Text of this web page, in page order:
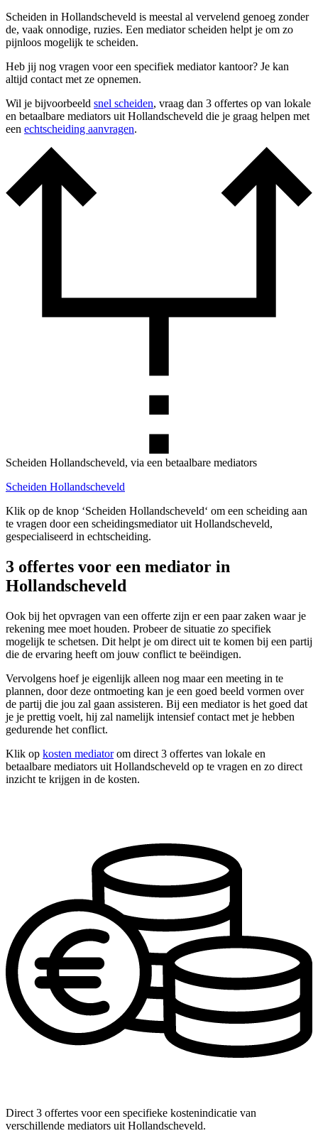
Scheiden in Hollandscheveld is meestal al vervelend genoeg zonder
de, vaak onnodige, ruzies. Een mediator scheiden helpt je om zo
pijnloos mogelijk te scheiden.
Heb jij nog vragen voor een specifiek mediator kantoor? Je kan
altijd contact met ze opnemen.
Wil je bijvoorbeeld snel scheiden, vraag dan 3 offertes op van lokale
en betaalbare mediators uit Hollandscheveld die je graag helpen met
een echtscheiding aanvragen.
Scheiden Hollandscheveld, via een betaalbare mediators
Scheiden Hollandscheveld
Klik op de knop ‘Scheiden Hollandscheveld‘ om een scheiding aan
te vragen door een scheidingsmediator uit Hollandscheveld,
gespecialiseerd in echtscheiding.
3 offertes voor een mediator in
Hollandscheveld
Ook bij het opvragen van een offerte zijn er een paar zaken waar je
rekening mee moet houden. Probeer de situatie zo specifiek
mogelijk te schetsen. Dit helpt je om direct uit te komen bij een partij
die de ervaring heeft om jouw conflict te beëindigen.
Vervolgens hoef je eigenlijk alleen nog maar een meeting in te
plannen, door deze ontmoeting kan je een goed beeld vormen over
de partij die jou zal gaan assisteren. Bij een mediator is het goed dat
je je prettig voelt, hij zal namelijk intensief contact met je hebben
gedurende het conflict.
Klik op kosten mediatorom direct 3 offertes van lokale en
betaalbare mediators uit Hollandscheveld op te vragen en zo direct
inzicht te krijgen in de kosten.
Direct 3 offertes voor een specifieke kostenindicatie van
verschillende mediators uit Hollandscheveld.